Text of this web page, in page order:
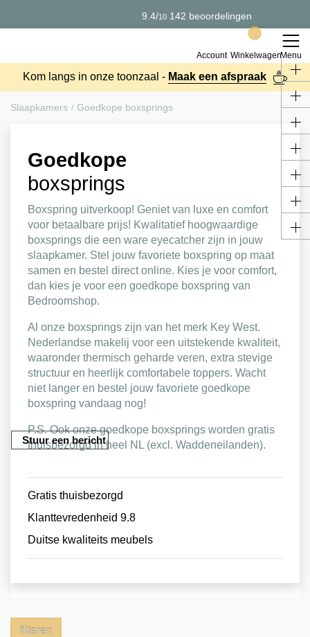
9.4/10 142 beoordelingen
Account WinkelwagenMenu
Kom langs in onze toonzaal - Maak een afspraak
Slaapkamers Goedkope boxsprings
Goedkope
boxsprings
Boxspring uitverkoop! Geniet van luxe en comfort
voor betaalbare prijs! Kwalitatief hoogwaardige
boxsprings die een ware eyecatcher zijn in jouw
slaapkamer. Stel jouw favoriete boxspring op maat
samen en bestel direct online. Kies je voor comfort,
dan kies je voor een goedkope boxspring van
Bedroomshop.
Al onze boxsprings zijn van het merk Key West.
Nederlandse makelij voor een uitstekende kwaliteit,
waaronder thermisch geharde veren, extra stevige
structuur en heerlijk comfortabele toppers. Wacht
niet langer en bestel jouw favoriete goedkope
boxspring vandaag nog!
P.S. Ook onze goedkope boxsprings worden gratis
thuisbezorgd in heel NL (excl. Waddeneilanden).
Gratis thuisbezorgd
Klanttevredenheid 9.8
Duitse kwaliteits meubels
filteren